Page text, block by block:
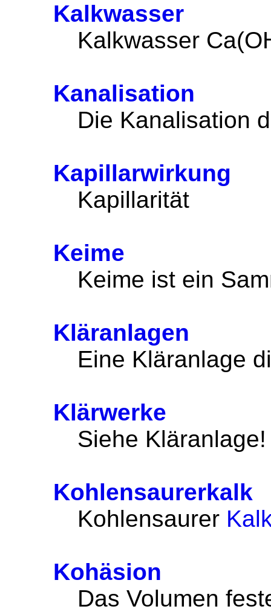
Kalkwasser
Kalkwasser
Kanalisation
Die Kanalisation
Kapillarwirkung
Kapillarität
Keime
Keime ist ein
Kläranlagen
Eine Kläranlage
Klärwerke
Siehe Kläranlage!
Kohlensaurerkalk
Kohlensaurer
Kohäsion
Das Volumen